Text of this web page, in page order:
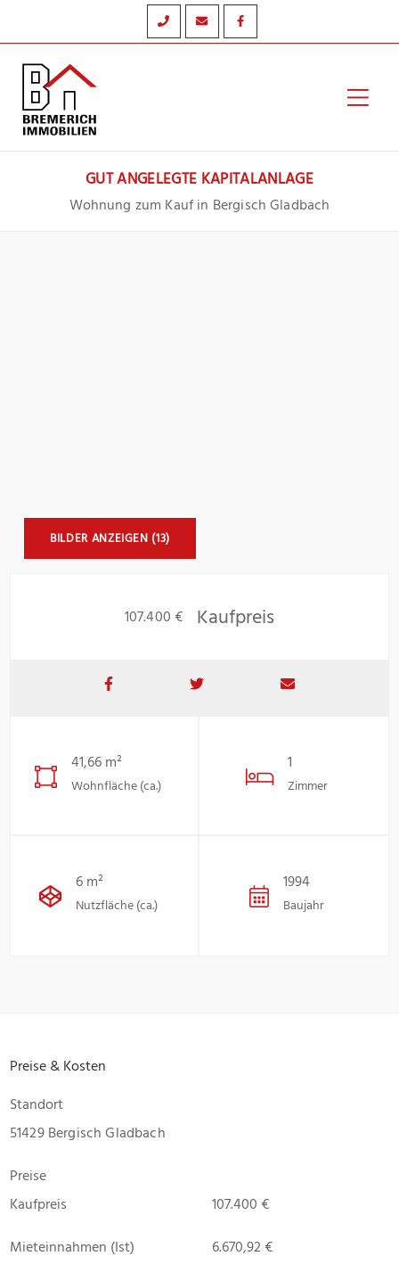
Inhalt
springen
GUT ANGELEGTE KAPITALANLAGE
Wohnung zum Kauf in Bergisch Gladbach
BILDER ANZEIGEN (13)
107.400 € Kaufpreis
41,66 m²
Wohnfläche (ca.)
1
Zimmer
6 m²
Nutzfläche (ca.)
1994
Baujahr
Preise & Kosten
Standort
51429 Bergisch Gladbach
Preise
Kaufpreis
107.400 €
Mieteinnahmen (Ist)
6.670,92 €